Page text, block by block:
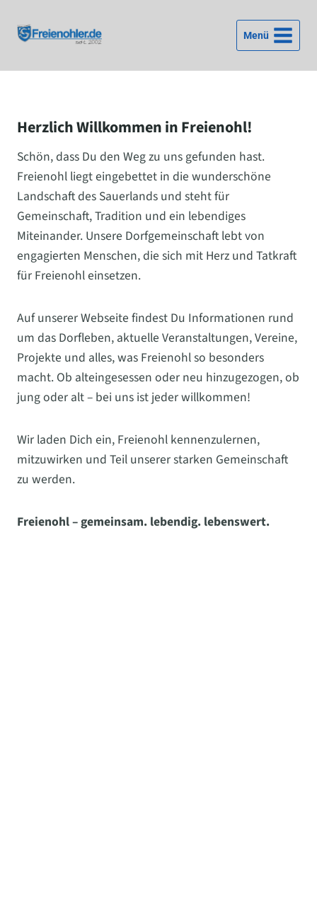
Inhalt
springen
Menü
Herzlich Willkommen in Freienohl!
Schön, dass Du den Weg zu uns gefunden hast.
Freienohl liegt eingebettet in die wunderschöne
Landschaft des Sauerlands und steht für
Gemeinschaft, Tradition und ein lebendiges
Miteinander. Unsere Dorfgemeinschaft lebt von
engagierten Menschen, die sich mit Herz und Tatkraft
für Freienohl einsetzen.
Auf unserer Webseite findest Du Informationen rund
um das Dorfleben, aktuelle Veranstaltungen, Vereine,
Projekte und alles, was Freienohl so besonders
macht. Ob alteingesessen oder neu hinzugezogen, ob
jung oder alt – bei uns ist jeder willkommen!
Wir laden Dich ein, Freienohl kennenzulernen,
mitzuwirken und Teil unserer starken Gemeinschaft
zu werden.
Freienohl – gemeinsam. lebendig. lebenswert.